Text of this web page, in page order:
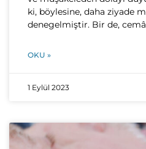
ki, böylesine, daha ziyade
denegelmiştir. Bir de,
OKU »
1 Eylül 2023